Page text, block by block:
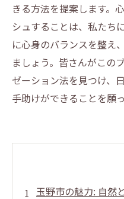
きる方法を提案します。
シュすることは、私たち
に心身のバランスを整え
ましょう。皆さんがこの
ゼーション法を見つけ、
手助けができることを願っ
玉野市の魅力: 自然